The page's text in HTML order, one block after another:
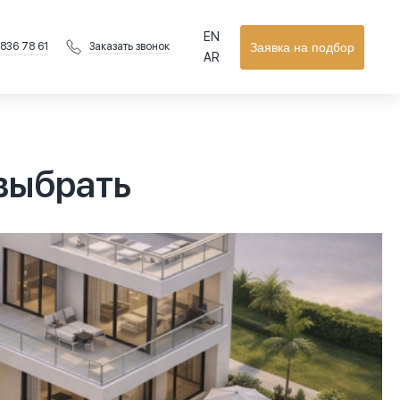
78 61 Заказать звонок Заявка на подбор
EN
AR